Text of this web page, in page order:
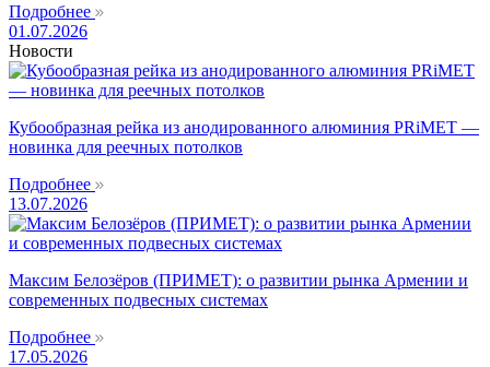
Подробнее
01.07.2026
Новости
Кубообразная рейка из анодированного алюминия PRiMET —
новинка для реечных потолков
Подробнее
13.07.2026
Максим Белозёров (ПРИМЕТ): о развитии рынка Армении и
современных подвесных системах
Подробнее
17.05.2026